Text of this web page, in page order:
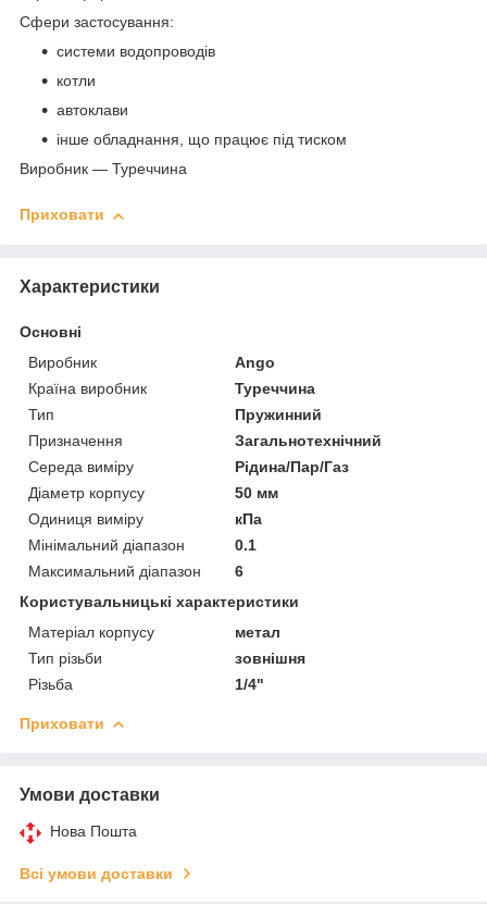
Сфери застосування:
системи водопроводів
котли
автоклави
інше обладнання, що працює під тиском
Виробник — Туреччина
Приховати
Характеристики
Основні
Виробник
Ango
Країна виробник
Туреччина
Тип
Пружинний
Призначення
Загальнотехнічний
Середа виміру
Рідина/Пар/Газ
Діаметр корпусу
50 мм
Одиниця виміру
кПа
Мінімальний діапазон
0.1
Максимальний діапазон
6
Користувальницькі характеристики
Матеріал корпусу
метал
Тип різьби
зовнішня
Різьба
1/4"
Приховати
Умови доставки
Нова Пошта
Всі умови доставки